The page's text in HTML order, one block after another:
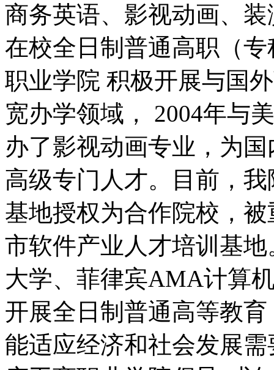
商务英语、影视动画、
在校全日制普通高职（
职业学院 积极开展与国
宽办学领域， 2004年与
办了影视动画专业，为
高级专门人才。目前，
基地授权为合作院校，
市软件产业人才培训基
大学、菲律宾AMA计算
开展全日制普通高等教
能适应经济和社会发展